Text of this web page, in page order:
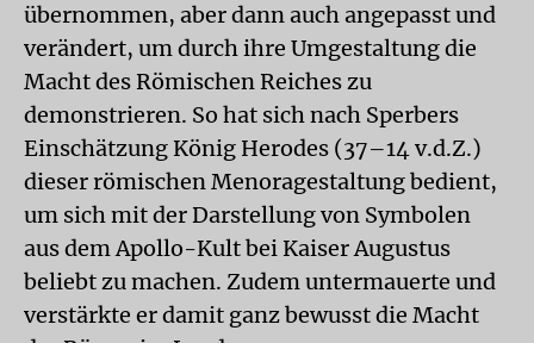
übernommen, aber dann auch angepasst und
verändert, um durch ihre Umgestaltung die
Macht des Römischen Reiches zu
demonstrieren. So hat sich nach Sperbers
Einschätzung König Herodes (37–14 v.d.Z.)
dieser römischen Menoragestaltung bedient,
um sich mit der Darstellung von Symbolen
aus dem Apollo-Kult bei Kaiser Augustus
beliebt zu machen. Zudem untermauerte und
verstärkte er damit ganz bewusst die Macht